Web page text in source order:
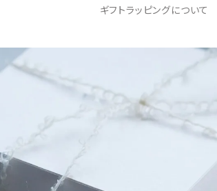
ギフトラッピングについて